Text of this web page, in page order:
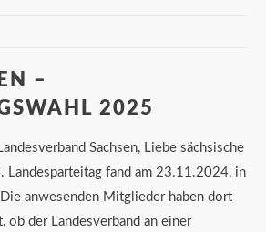
–
2025
Sachsen, Liebe sächsische
Landesparteitag fand am 23.11.2024, in
anwesenden Mitglieder haben dort
ob der Landesverband an einer